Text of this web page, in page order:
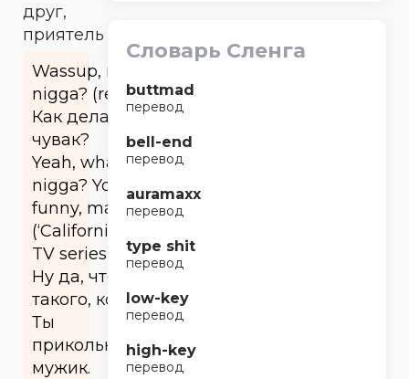
друг,
приятель
Wassup, my
nigga? (reddit)
Как дела,
чувак?
Yeah, what,
nigga? You
funny, man.
(‘Californication’
TV series)
Ну да, что
такого, кореш?
Ты
прикольный
мужик.
Словарь Сленга
buttmad
перевод
bell-end
перевод
auramaxx
перевод
type shit
перевод
low-key
перевод
high-key
перевод